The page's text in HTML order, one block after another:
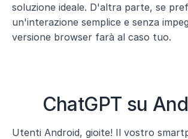
soluzione ideale. D'altra parte, se
un'interazione semplice e senza
versione browser farà al caso tuo.
ChatGPT su
Utenti Android, gioite! Il vostro